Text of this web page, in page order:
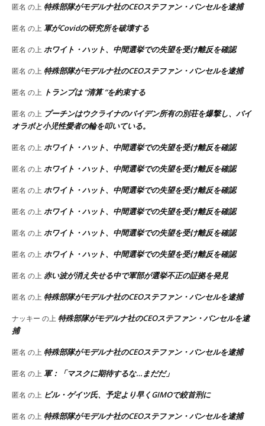
匿名 の上 特殊部隊がモデルナ社のCEOステファン・バンセルを逮捕
匿名 の上 軍がCovidの研究所を破壊する
匿名 の上 ホワイト・ハット、中間選挙での失望を受け離反を確認
匿名 の上 特殊部隊がモデルナ社のCEOステファン・バンセルを逮捕
匿名 の上 トランプは “清算 “を約束する
匿名 の上 プーチンはウクライナのバイデン所有の別荘を爆撃し、バイ
オラボと小児性愛者の輪を叩いている。
匿名 の上 ホワイト・ハット、中間選挙での失望を受け離反を確認
匿名 の上 ホワイト・ハット、中間選挙での失望を受け離反を確認
匿名 の上 ホワイト・ハット、中間選挙での失望を受け離反を確認
匿名 の上 ホワイト・ハット、中間選挙での失望を受け離反を確認
匿名 の上 ホワイト・ハット、中間選挙での失望を受け離反を確認
匿名 の上 ホワイト・ハット、中間選挙での失望を受け離反を確認
匿名 の上 赤い波が消え失せる中で軍部が選挙不正の証拠を発見
匿名 の上 特殊部隊がモデルナ社のCEOステファン・バンセルを逮捕
ナッキー の上 特殊部隊がモデルナ社のCEOステファン・バンセルを逮
捕
匿名 の上 特殊部隊がモデルナ社のCEOステファン・バンセルを逮捕
匿名 の上 軍：「マスクに期待するな…まだだ」
匿名 の上 ビル・ゲイツ氏、予定より早くGIMOで絞首刑に
匿名 の上 特殊部隊がモデルナ社のCEOステファン・バンセルを逮捕